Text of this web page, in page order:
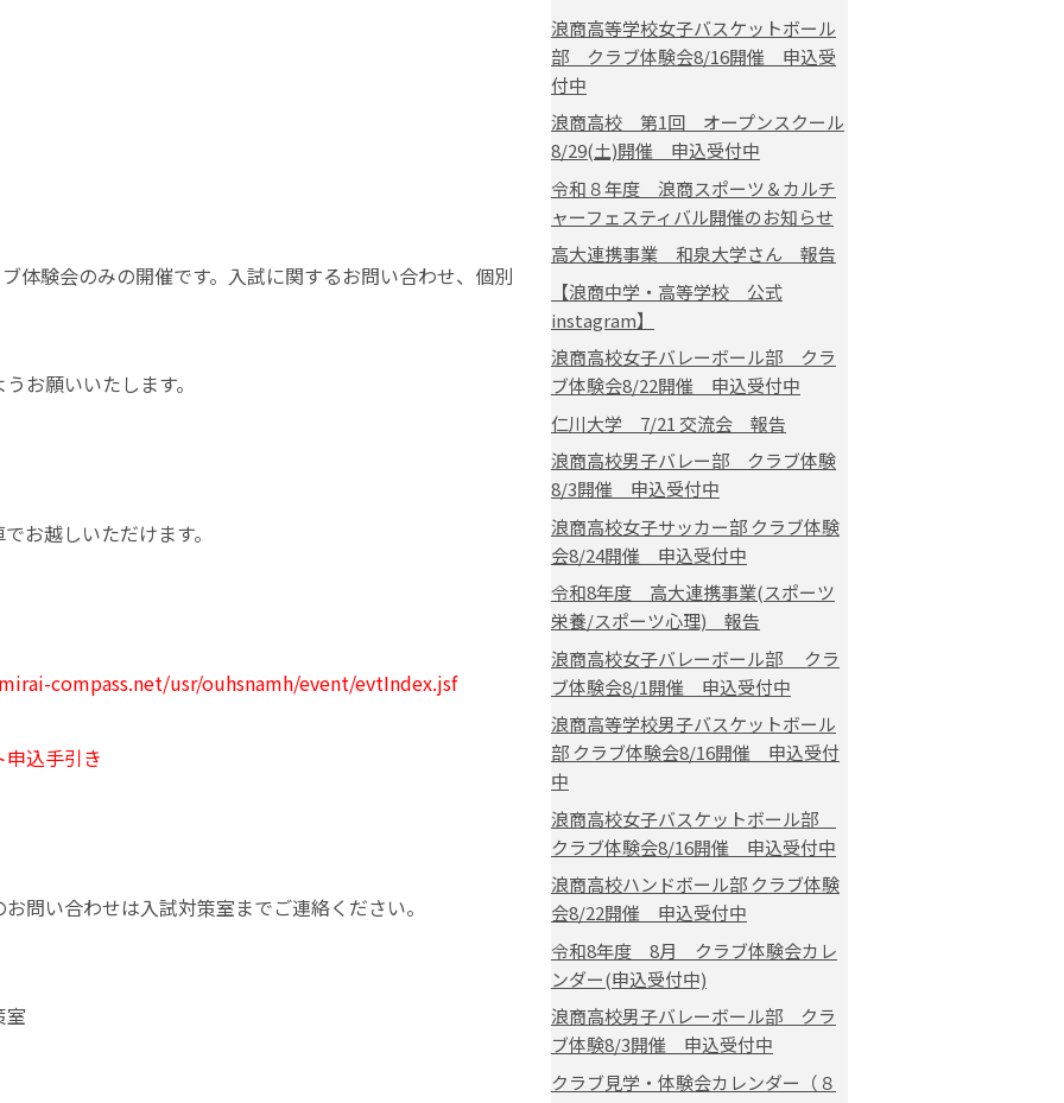
験会のみの開催です。入試に関するお問い合わせ、個別
お願いいたします。
お越しいただけます。
compass.net/usr/ouhsnamh/event/evtIndex.jsf
込手引き
問い合わせは入試対策室までご連絡ください。
室
浪商高等学校女子バスケットボール
部 クラブ体験会8/16開催 申込受
付中
浪商高校 第1回 オープンスクール
8/29(土)開催 申込受付中
令和８年度 浪商スポーツ＆カルチ
ャーフェスティバル開催のお知らせ
高大連携事業 和泉大学さん 報告
【浪商中学・高等学校 公式
instagram】
浪商高校女子バレーボール部 クラ
ブ体験会8/22開催 申込受付中
仁川大学 7/21 交流会 報告
浪商高校男子バレー部 クラブ体験
8/3開催 申込受付中
浪商高校女子サッカー部 クラブ体験
会8/24開催 申込受付中
令和8年度 高大連携事業(スポーツ
栄養/スポーツ心理) 報告
浪商高校女子バレーボール部 クラ
ブ体験会8/1開催 申込受付中
浪商高等学校男子バスケットボール
部 クラブ体験会8/16開催 申込受付
中
浪商高校女子バスケットボール部
クラブ体験会8/16開催 申込受付中
浪商高校ハンドボール部 クラブ体験
会8/22開催 申込受付中
令和8年度 8月 クラブ体験会カレ
ンダー(申込受付中)
浪商高校男子バレーボール部 クラ
ブ体験8/3開催 申込受付中
クラブ見学・体験会カレンダー（８